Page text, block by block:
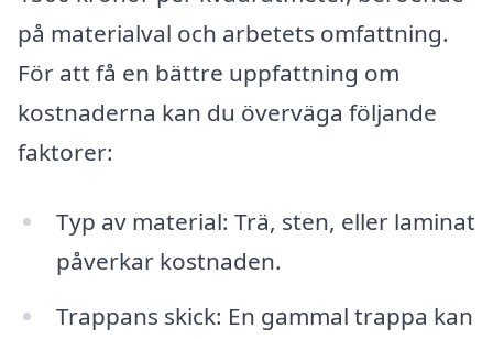
på materialval och arbetets omfattning.
För att få en bättre uppfattning om
kostnaderna kan du överväga följande
faktorer:
Typ av material: Trä, sten, eller laminat
påverkar kostnaden.
Trappans skick: En gammal trappa kan